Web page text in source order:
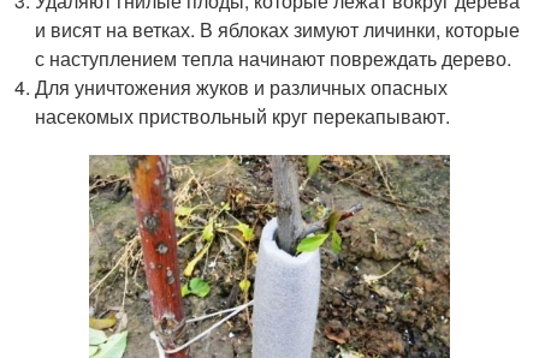
и висят на ветках. В яблоках зимуют личинки, которые
с наступлением тепла начинают повреждать дерево.
Для уничтожения жуков и различных опасных
насекомых приствольный круг перекапывают.